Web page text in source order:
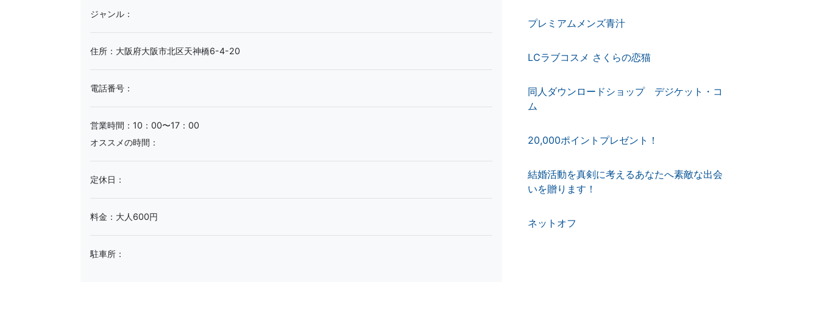
ジャンル：
住所：大阪府大阪市北区天神橋6-4-20
電話番号：
営業時間：10：00〜17：00
オススメの時間：
定休日：
料金：大人600円
駐車所：
プレミアムメンズ青汁
LCラブコスメ さくらの恋猫
同人ダウンロードショップ デジケット・コ
ム
20,000ポイントプレゼント！
結婚活動を真剣に考えるあなたへ素敵な出会
いを贈ります！
ネットオフ